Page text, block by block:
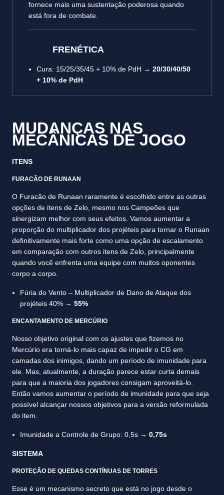
fornece mais uma sustentação poderosa quando
está fora de combate.
FRENÉTICA
Cura: 15/25/35/45 + 10% de PdH → 20/30/40/50
+ 10% de PdH
MUDANÇAS NAS
MECÂNICAS DE JOGO
ITENS
FURACÃO DE RUNAAN
O Furacão de Runaan raramente é escolhido entre as outras
opções de itens de Zelo, mesmo nos Campeões que
sinergizam melhor com seus efeitos. Vamos aumentar a
proporção do multiplicador dos projéteis para tornar o Runaan
definitivamente mais forte como uma opção de escalamento
em comparação com outros itens de Zelo, principalmente
quando você enfrenta uma equipe com muitos oponentes
corpo a corpo.
Fúria do Vento – Multiplicador de Dano de Ataque dos
projéteis 40% → 55%
ENCANTAMENTO DE MERCÚRIO
Nosso objetivo original com os ajustes que fizemos no
Mercúrio era torná-lo mais capaz de impedir o CG em
camadas dos inimigos, dando um período de imunidade para
ele. Mas, atualmente, a duração parece estar curta demais
para que a maioria dos jogadores consigam aproveitá-lo.
Então vamos aumentar o período de imunidade para que seja
possível alcançar nossos objetivos para a versão reformulada
do item.
Imunidade a Controle de Grupo: 0,5s → 0,75s
SISTEMA
PROTEÇÃO DE QUEDAS CONTÍNUAS DE TORRES
Esse é um mecanismo secreto que está no jogo desde o